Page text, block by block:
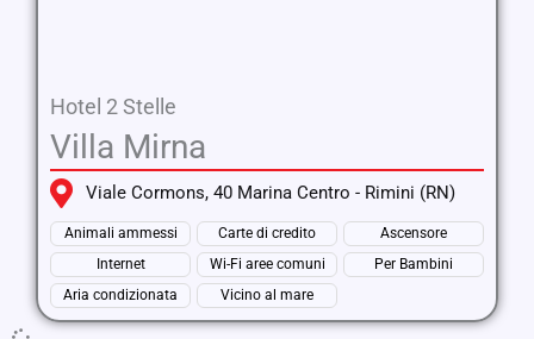
Hotel 2 Stelle
Villa Mirna
Viale Cormons, 40 Marina Centro - Rimini (RN)
Animali ammessi Carte di credito
Ascensore
Internet
Wi-Fi aree comuni
Per Bambini
Aria condizionata
Vicino al mare